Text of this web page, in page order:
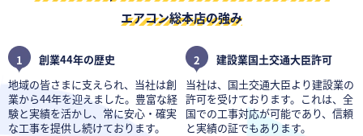
エアコン総本店の強み
1
創業44年の歴史
地域の皆さまに支えられ、当社は創
業から44年を迎えました。豊富な経
験と実績を活かし、常に安心・確実
な工事を提供し続けております。
2
建設業国土交通大臣許可
当社は、国土交通大臣より建設業の
許可を受けております。これは、全
国での工事対応が可能であり、信頼
と実績の証でもあります。